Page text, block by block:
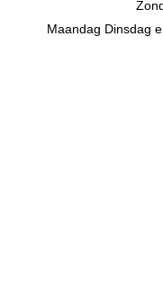
Maandag Dinsdag